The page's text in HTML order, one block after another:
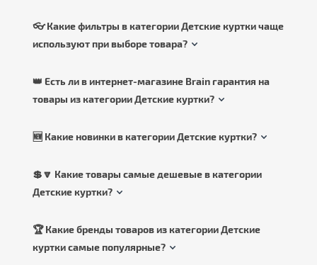
👓 Какие фильтры в категории Детские куртки чаще
используют при выборе товара?
👑 Есть ли в интернет-магазине Brain гарантия на
товары из категории Детские куртки?
🆕 Какие новинки в категории Детские куртки?
💲🔽 Какие товары самые дешевые в категории
Детские куртки?
🏆 Какие бренды товаров из категории Детские
куртки самые популярные?